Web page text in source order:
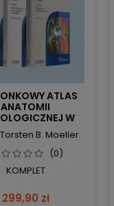
ATLAS
ANATOMII
W
I
TOM I-
B. Moeller
(0)
KOMPLET
Cena
299,90 zł